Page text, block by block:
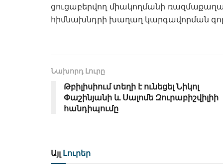
ցուցաբերվող միակողմանի
հիմնախնդրի խաղաղ կարգավորման
Նախորդ Լուրը
Թբիլիսիում տեղի է ունեցել Նիկոլ
Փաշինյանի և Սալոմե Զուրաբիշվիլիի
հանդիպումը
Այլ Լուրեր